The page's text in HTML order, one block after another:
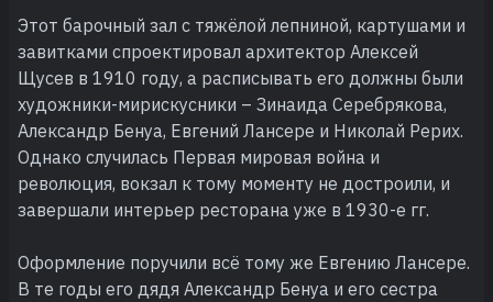
Этот барочный зал с тяжёлой лепниной, картушами и
завитками спроектировал архитектор Алексей
Щусев в 1910 году, а расписывать его должны были
художники-мирискусники – Зинаида Серебрякова,
Александр Бенуа, Евгений Лансере и Николай Рерих.
Однако случилась Первая мировая война и
революция, вокзал к тому моменту не достроили, и
завершали интерьер ресторана уже в 1930-е гг.
Оформление поручили всё тому же Евгению Лансере.
В те годы его дядя Александр Бенуа и его сестра